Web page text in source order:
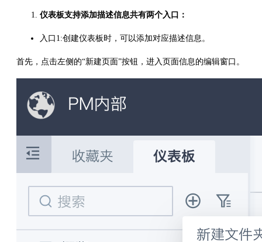
仪表板支持添加描述信息共有两个入口：
入口1:创建仪表板时，可以添加对应描述信息。
首先，点击左侧的“新建页面”按钮，进入页面信息的编辑窗口。